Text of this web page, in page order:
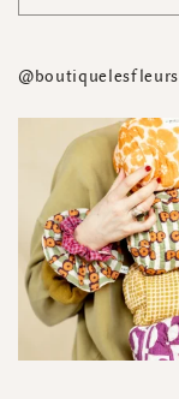
@boutiquelesfleurs